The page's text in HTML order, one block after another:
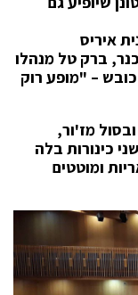
איריס
ברק טל מנהלו
– "מופע רוק
מז'ור,
כינורות בלה
ומוטטים